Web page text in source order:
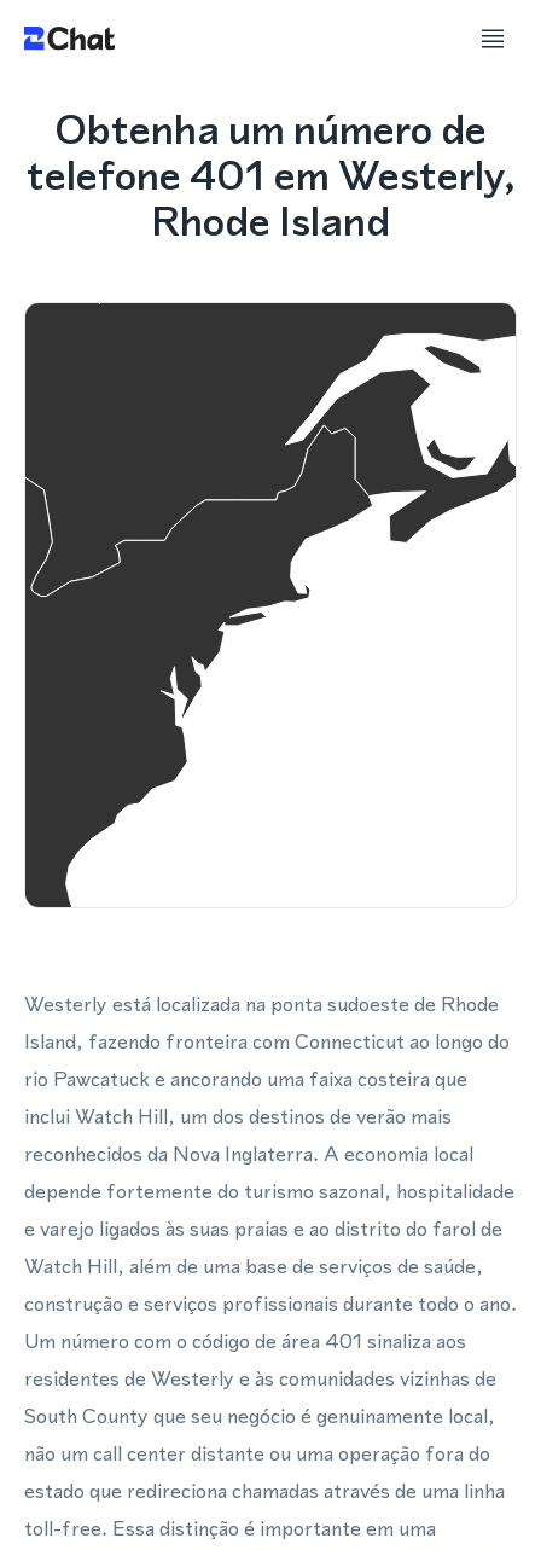
Obtenha um número de
telefone 401 em Westerly,
Rhode Island
Westerly está localizada na ponta sudoeste de Rhode
Island, fazendo fronteira com Connecticut ao longo do
rio Pawcatuck e ancorando uma faixa costeira que
inclui Watch Hill, um dos destinos de verão mais
reconhecidos da Nova Inglaterra. A economia local
depende fortemente do turismo sazonal, hospitalidade
e varejo ligados às suas praias e ao distrito do farol de
Watch Hill, além de uma base de serviços de saúde,
construção e serviços profissionais durante todo o ano.
Um número com o código de área 401 sinaliza aos
residentes de Westerly e às comunidades vizinhas de
South County que seu negócio é genuinamente local,
não um call center distante ou uma operação fora do
estado que redireciona chamadas através de uma linha
toll-free. Essa distinção é importante em uma